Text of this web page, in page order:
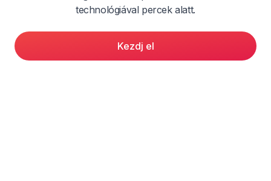
technológiával percek alatt.
Kezdj el